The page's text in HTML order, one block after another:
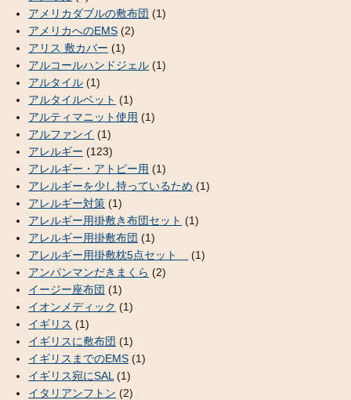
アメリカダブルの敷布団 (1)
アメリカへのEMS (2)
アリス 敷カバー (1)
アルコールハンドジェル (1)
アルタイル (1)
アルタイルベット (1)
アルティマニット使用 (1)
アルファンイ (1)
アレルギー (123)
アレルギー・アトピー用 (1)
アレルギーを少し持っているため (1)
アレルギー対策 (1)
アレルギー用掛敷き布団セット (1)
アレルギー用掛敷布団 (1)
アレルギー用掛敷枕5点セット
(1)
アンパンマンだきまくら (2)
イージー座布団 (1)
イオンメディック (1)
イギリス (1)
イギリスに敷布団 (1)
イギリスまでのEMS (1)
イギリス宛にSAL (1)
イタリアンフトン (2)